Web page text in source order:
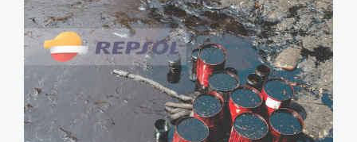
repsol—sanciones-
ante-el-derrame—
spda